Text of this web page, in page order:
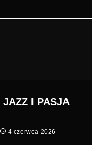
I PASJA
4 czerwca 2026